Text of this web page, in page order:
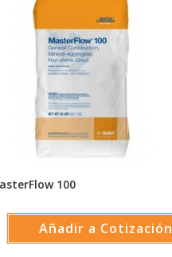
100
Añadir a Cotización